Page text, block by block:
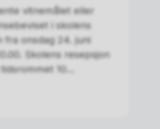
vitnemålet eller
i skolens
fra onsdag 24. juni
Skolens resepsjon
10...